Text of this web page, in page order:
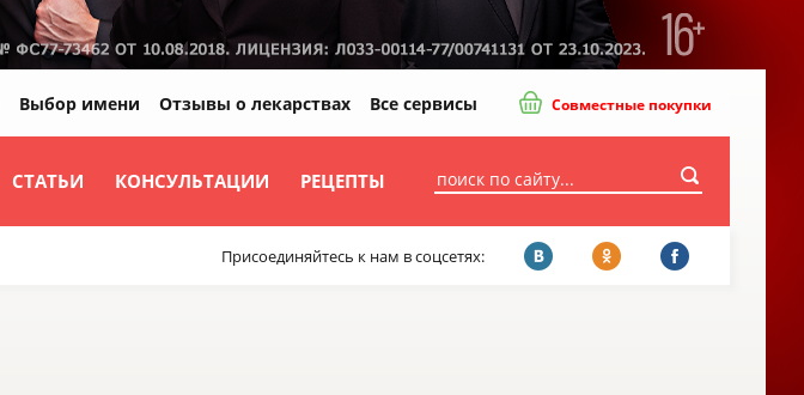
СТАТЬИ КОНСУЛЬТАЦИИ РЕЦЕПТЫ
Выбор имени Отзывы о лекарствах Все сервисы Совместные покупки
Присоединяйтесь к нам в соцсетях: